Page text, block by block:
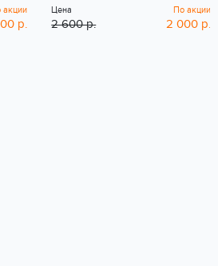
акции
р.
Цена
2 600 р.
По акции
2 000 р.